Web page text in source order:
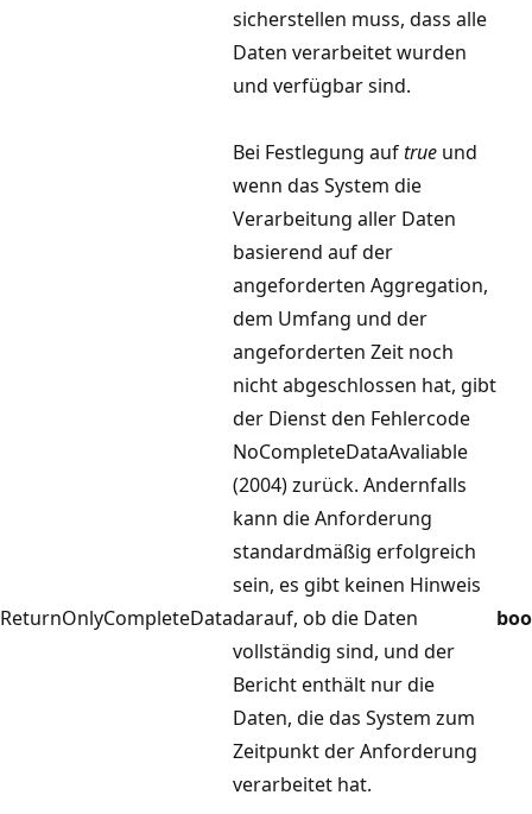
ReturnOnlyCompleteData
sicherstellen muss, dass alle
Daten verarbeitet wurden
und verfügbar sind.
Bei Festlegung auftrue und
wenn das System die
Verarbeitung aller Daten
basierend auf der
angeforderten Aggregation,
dem Umfang und der
angeforderten Zeit noch
nicht abgeschlossen hat, gibt
der Dienst den Fehlercode
NoCompleteDataAvaliable
(2004) zurück. Andernfalls
kann die Anforderung
standardmäßig erfolgreich
sein, es gibt keinen Hinweis
darauf, ob die Daten
vollständig sind, und der
Bericht enthält nur die
Daten, die das System zum
Zeitpunkt der Anforderung
verarbeitet hat.